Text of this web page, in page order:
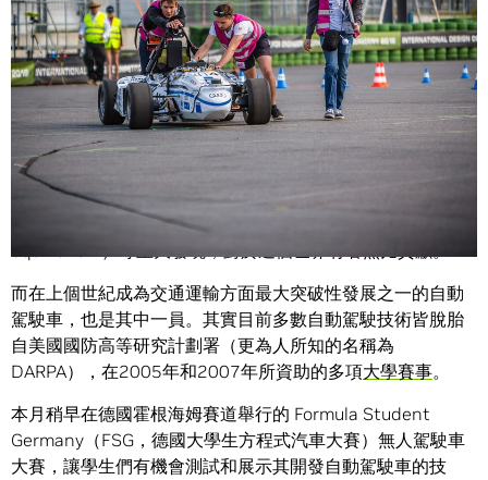
FSG 賽事冠軍 ETH Zurich 隊及其它大學生組成的隊伍，靠著
NVIDIA 的 GPU 參與這場全球性的無人駕駛賽事。
由大學生研究出的胰島素、量子理論與納許均衡（Nash
而在上個世紀成為交通運輸方面最大突破性發展之一的自動
駕駛車，也是其中一員。其實目前多數自動駕駛技術皆脫胎
自美國國防高等研究計劃署（更為人所知的名稱為
DARPA），在2005年和2007年所資助的多項大學賽事。
本月稍早在德國霍根海姆賽道舉行的 Formula Student
Germany（FSG，德國大學生方程式汽車大賽）無人駕駛車
大賽，讓學生們有機會測試和展示其開發自動駕駛車的技